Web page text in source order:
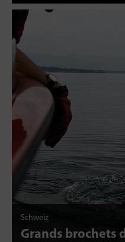
Schweiz
Grands brochets